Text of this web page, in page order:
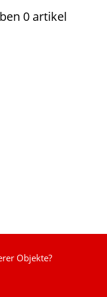
0 artikel
Objekte?